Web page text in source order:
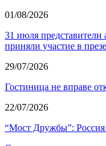
01/08/2026
31 июля
приняли участие в
29/07/2026
Гостиница не вправе
22/07/2026
“Мост Дружбы”: